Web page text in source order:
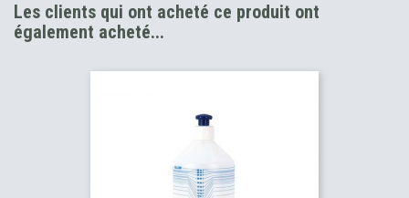
Les clients qui ont acheté ce produit ont
également acheté...